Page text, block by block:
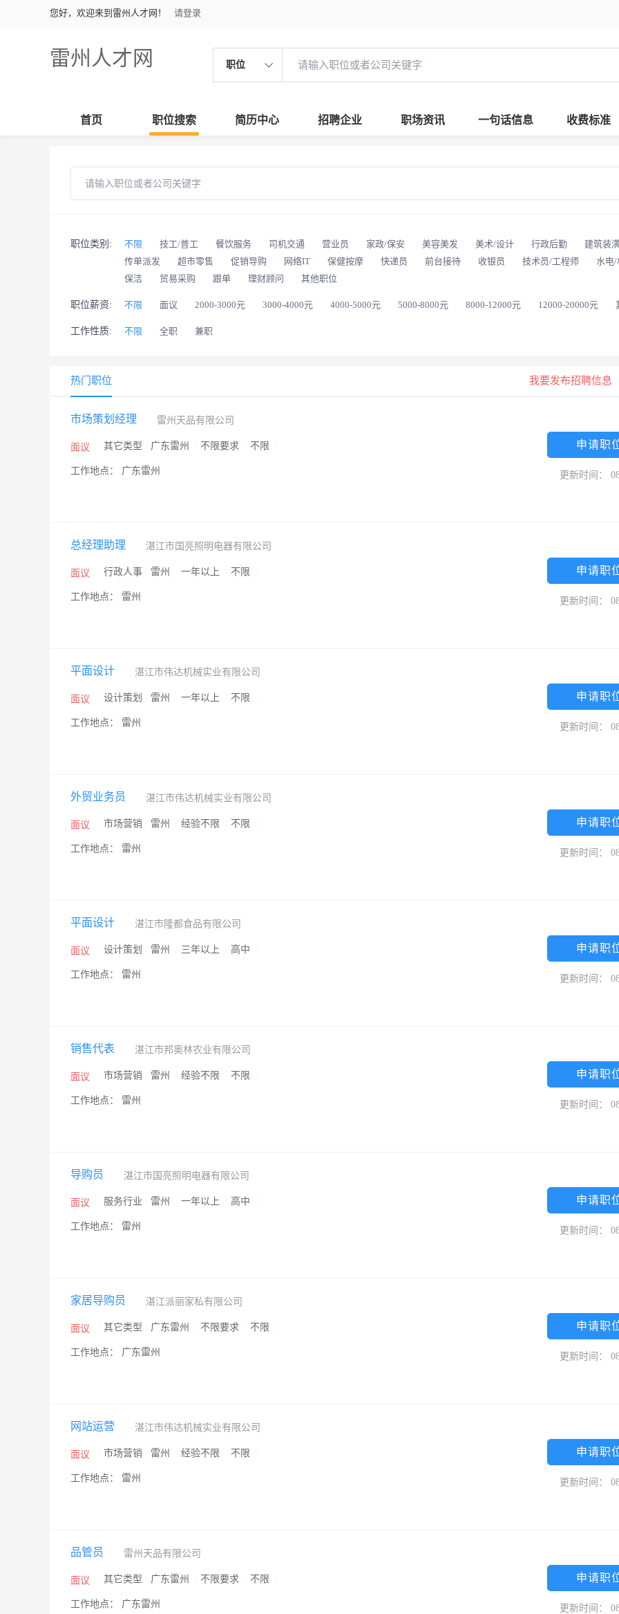
您好，欢迎来到雷州人才网！ 请登录
雷州人才网 职位
首页 职位搜索 简历中心 招聘企业 职场资讯 一句话信息 收费标准
职位类别: 不限 技工/普工 餐饮服务 司机交通 营业员 家政/保安 美容美发 美术/设计 行政后勤 建筑装
传单派发
超市零售 促销导购 网络IT 保健按摩 快递员 前台接待 收银员 技术员/工程师 水电/
保洁
贸易采购 跟单 理财顾问 其他职位
职位薪资: 不限 面议 2000-3000元 3000-4000元 4000-5000元 5000-8000元 8000-12000元 12000-20000元
工作性质: 不限 全职 兼职
热门职位 我要发布招聘信息
市场策划经理 雷州天品有限公司
面议 其它类型 广东雷州 不限要求 不限
工作地点： 广东雷州
申请职
更新时间：
总经理助理 湛江市国亮照明电器有限公司
面议 行政人事 雷州 一年以上 不限
工作地点： 雷州
申请职
更新时间：
平面设计 湛江市伟达机械实业有限公司
面议 设计策划 雷州 一年以上 不限
工作地点： 雷州
申请职
更新时间：
外贸业务员 湛江市伟达机械实业有限公司
面议 市场营销 雷州 经验不限 不限
工作地点： 雷州
申请职
更新时间：
平面设计 湛江市隆都食品有限公司
面议 设计策划 雷州 三年以上 高中
工作地点： 雷州
申请职
更新时间：
销售代表 湛江市邦奥林农业有限公司
面议 市场营销 雷州 经验不限 不限
工作地点： 雷州
申请职
更新时间：
导购员 湛江市国亮照明电器有限公司
面议 服务行业 雷州 一年以上 高中
工作地点： 雷州
申请职
更新时间：
家居导购员 湛江派丽家私有限公司
面议 其它类型 广东雷州 不限要求 不限
工作地点： 广东雷州
申请职
更新时间：
网站运营 湛江市伟达机械实业有限公司
面议 市场营销 雷州 经验不限 不限
工作地点： 雷州
申请职
更新时间：
品管员 雷州天品有限公司
面议 其它类型 广东雷州 不限要求 不限
工作地点： 广东雷州
申请职
更新时间：